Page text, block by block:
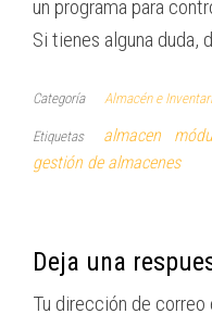
un programa para
Si tienes alguna duda,
Categoría Almacén e
Etiquetas almacen
gestión de almacenes
Deja una
Tu dirección de